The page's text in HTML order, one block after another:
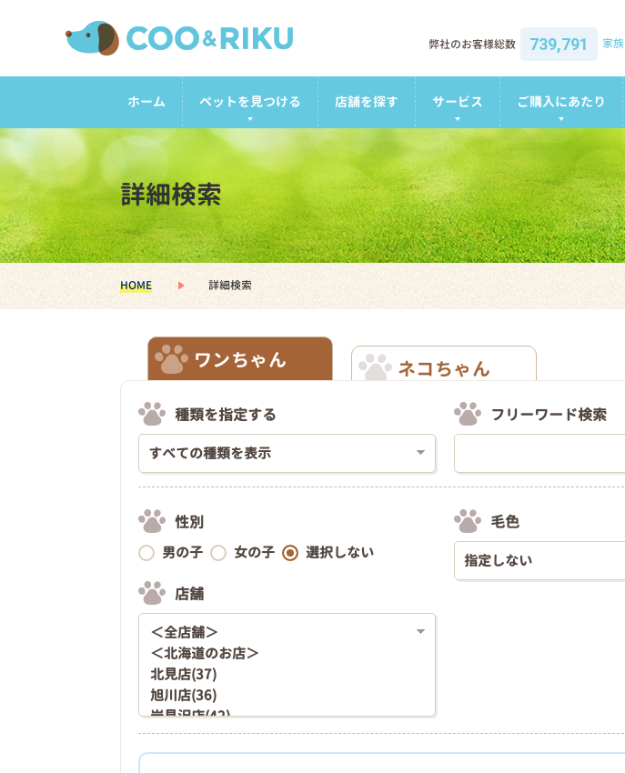
弊社のお客様総数 739,791 家族
ホーム ペットを見つける 店舗を探す サービス ご購入にあたり
詳細検索
HOME 詳細検索
ワンちゃん ネコちゃん
種類を指定する フリーワード検索
性別
男の子 女の子 選択しない
店舗
毛色